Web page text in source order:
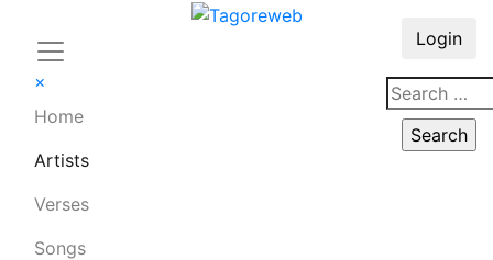
×
Home
Artists
Verses
Songs
Login